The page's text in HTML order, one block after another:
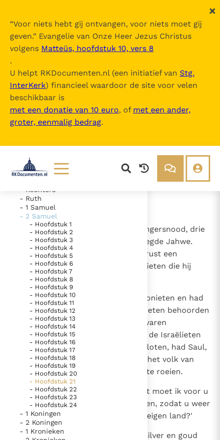
“Voor niets hebt gij ontvangen, voor niets moet gij
geven.” Evangelie van Onze Heer Jezus Christus
volgens Matteüs, hoofdstuk 10, vers 8
.
U helpt RKDocumenten.nl (een initiatief van Stg.
InterKerk) financieel waardoor de site voor velen
beschikbaar is
met een donatie van 10 euro, of met een ander,
groter, eenmalig bedrag.
Lezen
Documenten
Bijbel
Thema’s
Berichten
Denzinger
Over ons
Nieuwsbrief
Gebruiksvoorwaarden
Nieuwste Documenten
5. Het gebed van de Kerk
In Christus wordt onze honger vervuld
Leer de kostbare parel van Gods koninkrijk te
herkennen
Gods Koninkrijk groeit stilletjes door liefde, niet door
dwang
De mystiek. De mystieke verschijnselen en de
heiligheid
Berichten
Het Vaticaan publiceert een nieuwe Latijnse uitgave
van het Romeins martyrologium
Vaticaanse financiële waakhond verliest autonomie
Paus spreekt het Wereldvoedselprogramma toe
De Bijbel
Inhoudsopgave
uitklappen
- Oude Testament
- Exodus
- Numeri
- Deuteronomium
- Rechters
- Ruth
- 1 Samuel
- 2 Samuel
- Hoofdstuk 1
- Hoofdstuk 2
- Hoofdstuk 3
- Hoofdstuk 4
- Hoofdstuk 5
- Hoofdstuk 6
- Hoofdstuk 7
- Hoofdstuk 8
- Hoofdstuk 9
- Hoofdstuk 10
- Hoofdstuk 11
- Hoofdstuk 12
- Hoofdstuk 13
- Hoofdstuk 14
- Hoofdstuk 15
- Hoofdstuk 16
- Hoofdstuk 17
- Hoofdstuk 18
- Hoofdstuk 19
- Hoofdstuk 20
- Hoofdstuk 21
- Hoofdstuk 22
- Hoofdstuk 23
- Hoofdstuk 24
- 1 Koningen
- 2 Koningen
- 1 Kronieken
- Hoofdstuk 21
In de dagen van David was er hongersnood, drie
jaar achtereen, en David raadpleegde Jahwe.
Jahwe zei: `Op Saul en zijn huis rust een
bloedschuld, vanwege de Gibeonieten die hij
gedood heeft.'
Toen ontbood de koning de Gibeonieten en had
een gesprek met hen. De Gibeonieten behoorden
niet tot het volk van Israël; het waren
overgebleven Amorieten. Hoewel de Israëlieten
met hen een verdrag hadden gesloten, had Saul,
in zijn hartstochtelijke ijver voor het volk van
Israël en Juda, hen proberen uit te roeien.
David vroeg de Gibeonieten: `Wat moet ik voor u
doen? Hoe kan ik de schuld delgen, zodat u weer
zegen doet komen over Jahwe's eigen land?'
De Gibeonieten antwoordden: `Zilver en goud